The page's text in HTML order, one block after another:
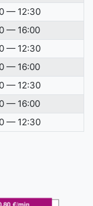
— 12:30
— 16:00
— 12:30
— 16:00
— 12:30
— 16:00
— 12:30